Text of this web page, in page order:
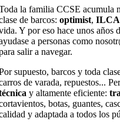
la familia CCSE acumula
de barcos: optimist, ILCA
Y por eso hace unos años
a personas como
salir a navegar.
supuesto, barcos y toda
de varada, repuestos...
y altamente eficiente:
botas, guantes,
y adaptada a todos los